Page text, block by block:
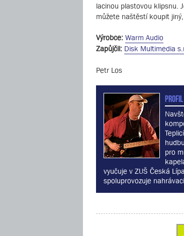
lacinou plastovou klipsnu.
můžete naštěstí koupit
Výrobce: Warm Audio
Zapůjčil: Disk Multimedia
Petr Los
pro
vyučuje v ZUŠ Česká
spoluprovozuje